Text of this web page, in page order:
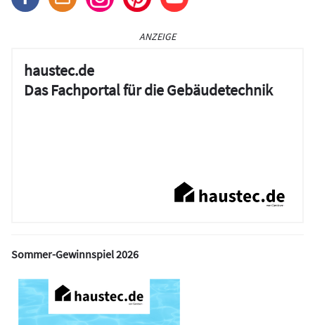
ANZEIGE
haustec.de
Das Fachportal für die Gebäudetechnik
Sommer-Gewinnspiel 2026